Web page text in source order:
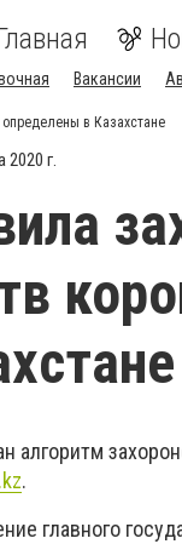
Вакансии
в Казахстане
2020 г.
алгоритм
.
главного